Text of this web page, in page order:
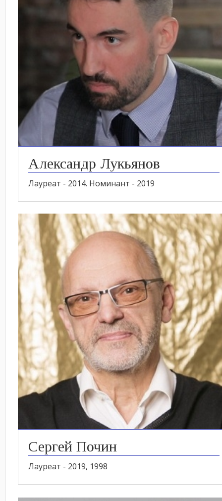
Александр Лукьянов
Лауреат - 2014. Номинант - 2019
Сергей Почин
Лауреат - 2019, 1998